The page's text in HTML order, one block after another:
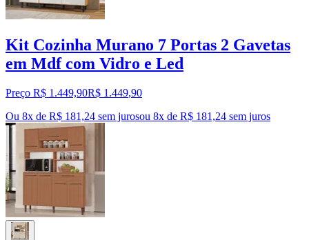
Kit Cozinha Murano 7 Portas 2 Gavetas
em Mdf com Vidro e Led
Preço R$ 1.449,90R$ 1.449,90
Ou 8x de R$ 181,24 sem jurosou 8x de R$ 181,24 sem juros